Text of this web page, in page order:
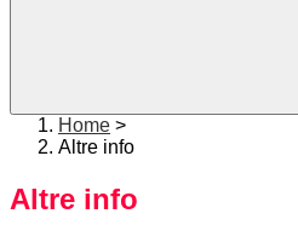
Home >
Altre info
Altre info